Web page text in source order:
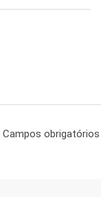
Campos obrigatórios